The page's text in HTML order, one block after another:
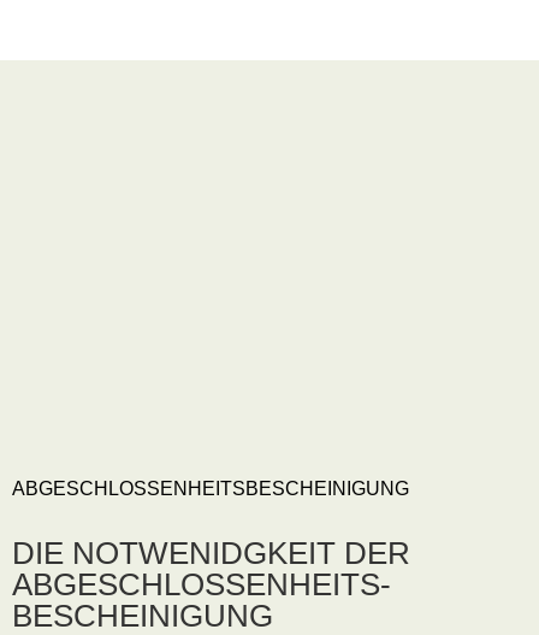
ABGESCHLOSSENHEITSBESCHEINIGUNG
DIE NOTWENIDGKEIT DER
ABGESCHLOSSENHEITS-
BESCHEINIGUNG